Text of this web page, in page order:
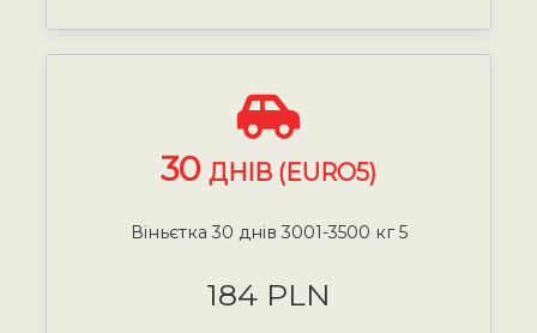
30 ДНІВ (EURO5)
Віньєтка 30 днів 3001-3500 кг 5
184 PLN